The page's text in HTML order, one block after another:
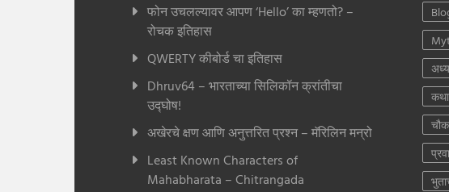
फोन उचलल्यावर आपण ‘Hello’ का म्हणतो? –
रोचक इतिहास
QWERTY कीबोर्ड चा इतिहास
Dhruv64 – भारताच्या सिलिकॉन क्रांतीचा
उद्घोष!
अखेरचे क्षण आणि अनुत्तरित प्रश्न – मॅरिलिन मन्रो
Least Known Characters of
Mahabharata – Chitrangada
कथा